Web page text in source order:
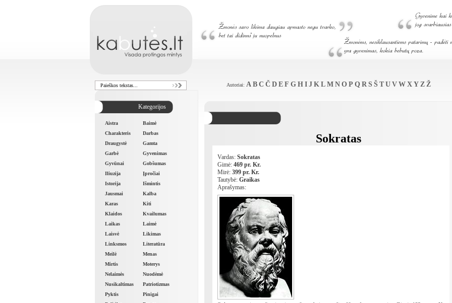
Autoriai: A B C Č D E F G H I J K L M N O P Q R S Š T U V W X Y Z Ž
Kategorijos
Aistra
Baimė
Charakteris
Darbas
Draugystė
Gamta
Garbė
Gyvenimas
Gyvūnai
Gobšumas
Iliuzija
Įpročiai
Istorija
Išmintis
Jausmai
Kalba
Karas
Kiti
Klaidos
Kvailumas
Laikas
Laimė
Laisvė
Likimas
Linksmos
Literatūra
Meilė
Menas
Mirtis
Moterys
Nelaimės
Nuodėmė
Nusikaltimas
Patriotizmas
Pyktis
Pinigai
Sokratas
Vardas: Sokratas
Gimė: 469 pr. Kr.
Mirė: 399 pr. Kr.
Tautybė: Graikas
Aprašymas: